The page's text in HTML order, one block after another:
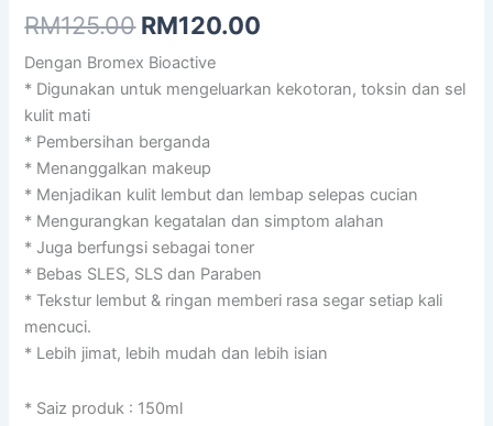
RM125.00 Original
price
was:
RM125.00.
RM120.00
is:
Dengan Bromex Bioactive
* Digunakan untuk mengeluarkan kekotoran, toksin dan sel
kulit mati
* Pembersihan berganda
* Menanggalkan makeup
* Menjadikan kulit lembut dan lembap selepas cucian
* Mengurangkan kegatalan dan simptom alahan
* Juga berfungsi sebagai toner
* Bebas SLES, SLS dan Paraben
* Tekstur lembut & ringan memberi rasa segar setiap kali
mencuci.
* Lebih jimat, lebih mudah dan lebih isian
* Saiz produk : 150ml